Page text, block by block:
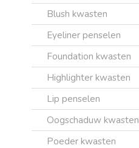
Blush kwasten
Eyeliner penselen
Foundation kwasten
Highlighter kwasten
Lip penselen
Oogschaduw kwasten
Poeder kwasten